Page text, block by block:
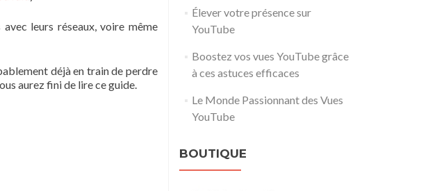
leurs réseaux, voire même
déjà en train de perdre
aurez fini de lire ce guide.
Élever votre présence sur
YouTube
Boostez vos vues YouTube grâce
à ces astuces efficaces
Le Monde Passionnant des Vues
YouTube
BOUTIQUE